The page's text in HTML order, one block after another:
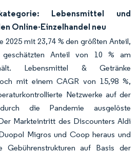
Lebensmittel und
Online-Einzelhandel neu
2025 mit 23,74 % den größten Anteil,
Anteil von 10 % am
hält. Lebensmittel & Getränke
mit einem CAGR von 15,98 %,
Netzwerke auf der
die Pandemie ausgelöste
Markteintritt des Discounters Aldi
Migros und Coop heraus und
Gebührenstrukturen auf Basis der